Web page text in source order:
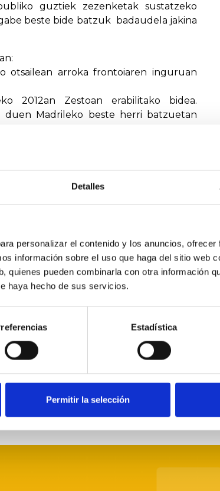
Detalles
personalizar el contenido y los anuncios,
información sobre el uso que haga del sitio web
quienes pueden combinarla con otra información
haya hecho de sus servicios.
Estadística
Permitir la selección
guztiek zezenketak sustatzeko
beste bide batzuk badaudela jakina
otsailean arroka frontoiaren inguruan
2012an Zestoan erabilitako bidea.
duen Madrileko beste herri batzuetan
diseinatzen hasteko eskaera luzatu
dela. Gure ustez, alkateak ez dauka
udalbatzak alkateari 2017an galdeketa
duen ala ez.
berriro zezenketak egingo dira
eskubidearen gainetik.
daude erabaki demokratikoagoak
PARTEKATU